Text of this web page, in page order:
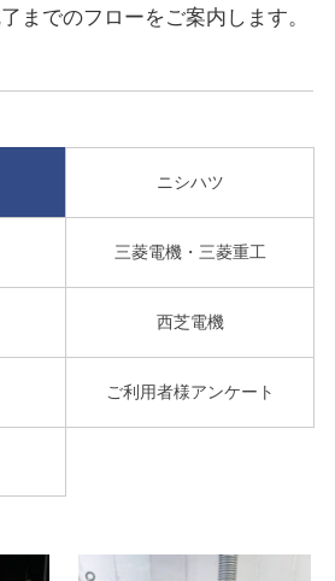
までのフローをご案内します。
ニシハツ
三菱電機・三菱重工
西芝電機
ご利用者様アンケート